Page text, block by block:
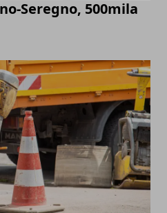
Seregno, 500mila